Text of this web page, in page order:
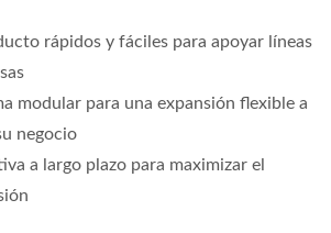
rápidos y fáciles para apoyar líneas
modular para una expansión flexible a
negocio
a largo plazo para maximizar el